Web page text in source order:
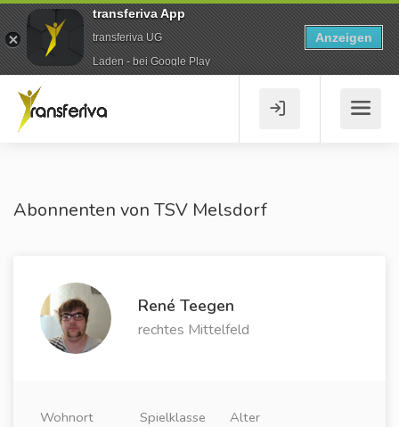
Abonnenten von TSV Melsdorf
René Teegen
rechtes Mittelfeld
Wohnort
Spielklasse
Alter
transferiva App
transferiva UG
Laden - bei Google Play
Anzeigen